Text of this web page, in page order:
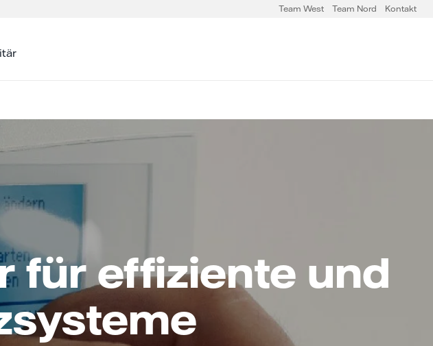
Team West Team Nord Kontakt
für effiziente und